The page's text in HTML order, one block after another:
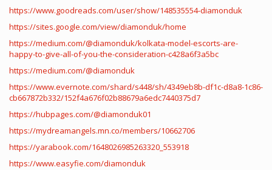
https://www.goodreads.com/user/show/148535554-diamonduk
https://sites.google.com/view/diamonduk/home
https://medium.com/@diamonduk/kolkata-model-escorts-are-
happy-to-give-all-of-you-the-consideration-c428a6f3a5bc
https://medium.com/@diamonduk
https://www.evernote.com/shard/s448/sh/4349eb8b-df1c-d8a8-1c86-
cb667872b332/152f4a676f02b88679a6edc7440375d7
https://hubpages.com/@diamonduk01
https://mydreamangels.mn.co/members/10662706
https://yarabook.com/1648026985263320_553918
https://www.easyfie.com/diamonduk